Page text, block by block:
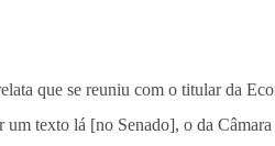
que se reuniu com o titular da
um texto lá [no Senado], o da